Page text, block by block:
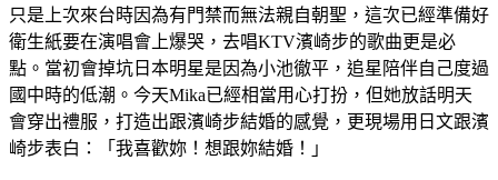
衛生紙要在演唱會上爆哭，去唱KTV濱崎步的歌曲更是必
點。當初會掉坑日本明星是因為小池徹平，追星陪伴自己度過
國中時的低潮。今天Mika已經相當用心打扮，但她放話明天
會穿出禮服，打造出跟濱崎步結婚的感覺，更現場用日文跟濱
崎步表白：「我喜歡妳！想跟妳結婚！」